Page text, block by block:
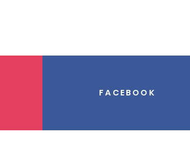
FACEBOOK